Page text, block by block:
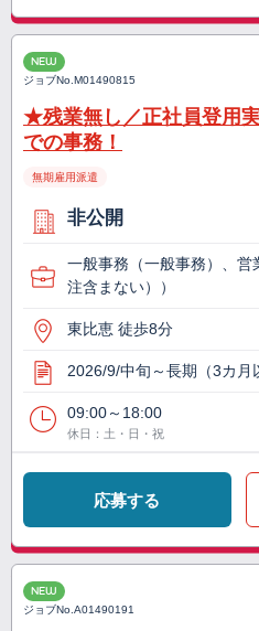
NEW
ジョブNo.M01490815
★残業無し／正社員登用
での事務！
無期雇用派遣
非公開
一般事務（一般事務）、営
注含まない））
東比恵 徒歩8分
2026/9/中旬～長期（3カ月
09:00～18:00
休日：土・日・祝
応募する
NEW
ジョブNo.A01490191